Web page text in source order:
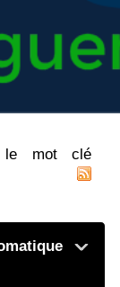
le mot clé